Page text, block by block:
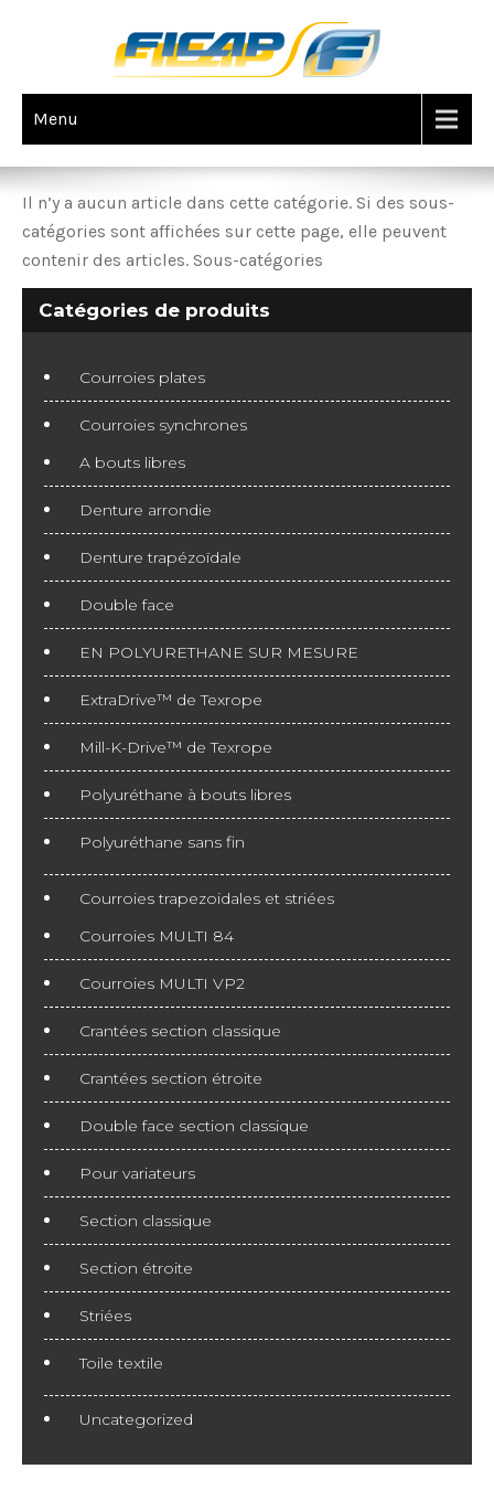
Menu
BOUTIQUE DE FRUITS
Il n’y a aucun article dans cette catégorie. Si des sous-
catégories sont affichées sur cette page, elle peuvent
contenir des articles. Sous-catégories
Catégories de produits
Courroies plates
Courroies synchrones
A bouts libres
Denture arrondie
Denture trapézoïdale
Double face
EN POLYURETHANE SUR MESURE
ExtraDrive™ de Texrope
Mill-K-Drive™ de Texrope
Polyuréthane à bouts libres
Polyuréthane sans fin
Courroies trapezoidales et striées
Courroies MULTI 84
Courroies MULTI VP2
Crantées section classique
Crantées section étroite
Double face section classique
Pour variateurs
Section classique
Section étroite
Striées
Toile textile
Uncategorized